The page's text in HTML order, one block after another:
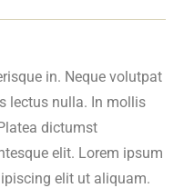
in. Neque volutpat
lectus nulla. In mollis
dictumst
elit. Lorem ipsum
elit ut aliquam.